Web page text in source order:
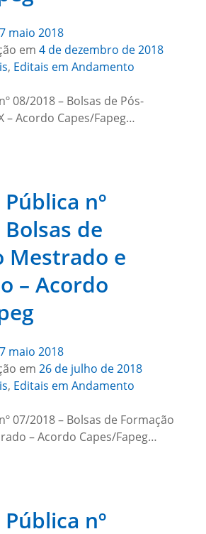
maio 2018
em 4 de dezembro de 2018
, Editais em Andamento
08/2018 – Bolsas de Pós-
– Acordo Capes/Fapeg…
nº
de
Mestrado e
– Acordo
maio 2018
em 26 de julho de 2018
, Editais em Andamento
07/2018 – Bolsas de Formação
– Acordo Capes/Fapeg…
nº